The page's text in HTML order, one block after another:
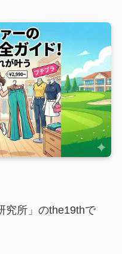
究所」のthe19thで